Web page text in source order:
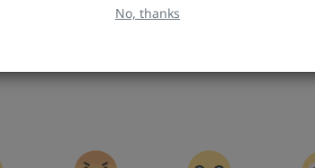
No, thanks
पटना में स्ट्रॉन्ग रूम की 3-लेयर सिक्योरिटी,किसी की भी एंट्री